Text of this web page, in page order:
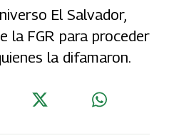
El Salvador,
la FGR para proceder
la difamaron.